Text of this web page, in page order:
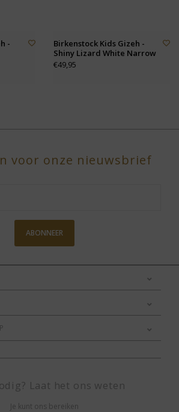
-
Birkenstock Kids Gizeh -
Shiny Lizard White Narrow
€49,95
voor onze nieuwsbrief
ABONNEER
Laat het ons weten
Je kunt ons bereiken